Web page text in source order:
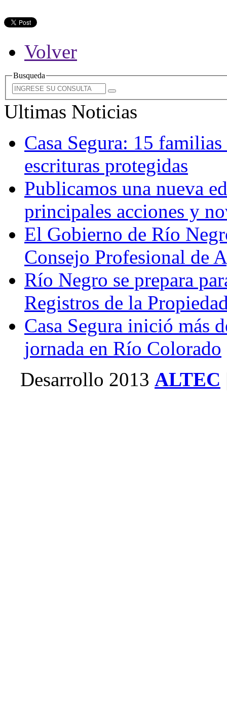
Volver
Busqueda
Ultimas Noticias
Casa Segura: 15
escrituras protegidas
Publicamos una nueva
principales acciones y
El Gobierno de Río
Consejo Profesional de
Río Negro se prepara
Registros de la
Casa Segura inició más
jornada en Río Colorado
Desarrollo 2013 ALTEC